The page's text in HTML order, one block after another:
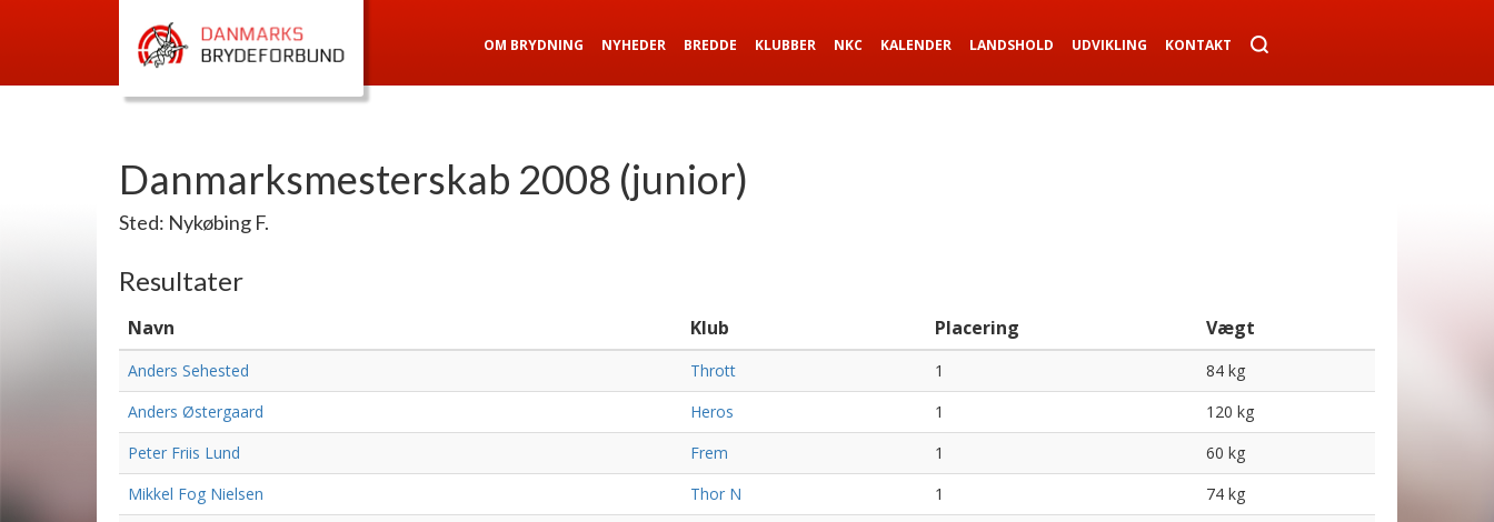
OM BRYDNING NYHEDER BREDDE KLUBBER NKC KALENDER LANDSHOLD UDVIKLING KONTAKT
Danmarksmesterskab 2008 (junior)
Sted: Nykøbing F.
Resultater
Navn Klub Placering Vægt
Anders Sehested Thrott 1
84 kg
Anders Østergaard
Heros 1
120 kg
Peter Friis Lund
Frem 1
60 kg
Mikkel Fog Nielsen
Thor N 1
74 kg